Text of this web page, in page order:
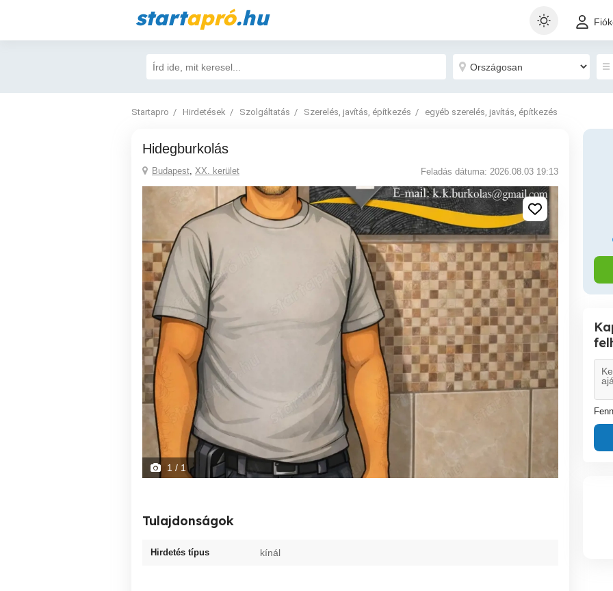
startapró.hu
Startapro Hirdetések Szolgáltatás Szerelés, javítás, építkezés egyéb szerelés, javítás, építkezés
Hidegburkolás
Budapest, XX. kerület Feladás dátuma: 2026.08.03 19:13
1 / 1
Tulajdonságok
Hirdetés típus kínál